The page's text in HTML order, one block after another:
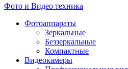
Фото и Видео техника
Фотоаппараты
Зеркальные
Беззеркальные
Компактные
Видеокамеры